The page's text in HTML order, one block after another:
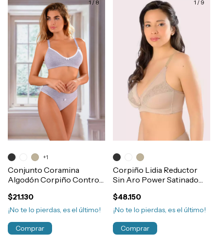
1 / 8
Conjunto Coramina
Algodón Corpiño Control
$21.130
¡No te lo pierdas, es el último!
+1
Comprar
1 / 9
Corpiño Lidia Reductor
Sin Aro Power Satinado
$48.150
¡No te lo pierdas, es el último!
Comprar